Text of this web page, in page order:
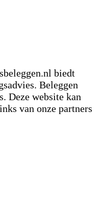
biedt
Beleggen
Deze website kan
van onze partners